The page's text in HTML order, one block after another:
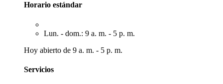
Horario estándar
Lun. - dom.: 9 a. m. - 5 p. m.
Hoy abierto de 9 a. m. - 5 p. m.
Servicios